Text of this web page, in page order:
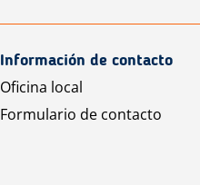
Información de contacto
Oficina local
Formulario de contacto